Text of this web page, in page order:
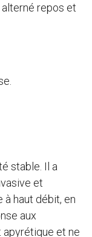
repos et
stable. Il a
et
à haut débit, en
aux
apyrétique et ne